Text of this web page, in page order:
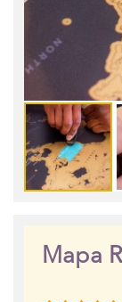
Mapa